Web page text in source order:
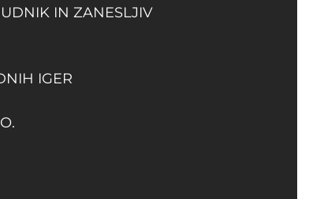
IN ZANESLJIV
IGER